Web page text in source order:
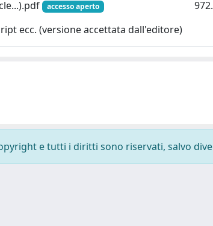
accesso aperto
ecc. (versione accettata dall'editore)
e tutti i diritti sono riservati, salvo